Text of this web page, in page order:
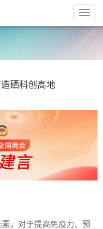
硒科创高地
，对于提高免疫力、预